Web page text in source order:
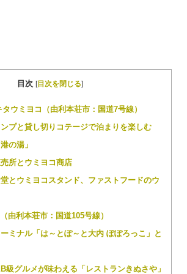
目次 [目次を閉じる]
ウミヨコ（由利本荘市：国道7号線）
プと貸し切りコテージで泊まりを楽しむ
の湯」
所とウミヨコ商店
とウミヨコスタンド、ファストフードのウ
由利本荘市：国道105号線）
ミナル「は～とぽ～と大内 ぽぽろっこ」と
級グルメが味わえる「レストランきぬさや」